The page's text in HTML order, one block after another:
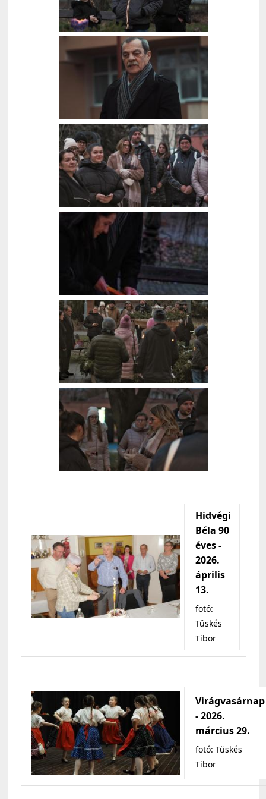
Hidvégi
Béla 90
éves -
2026.
április
13.
fotó:
Tüskés
Tibor
Virágvasárnap
- 2026.
március 29.
fotó: Tüskés
Tibor